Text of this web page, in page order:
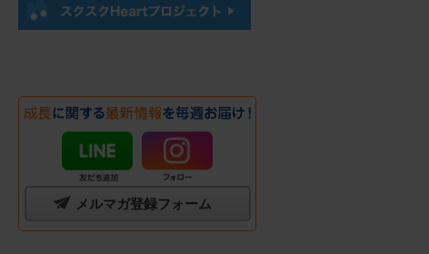
メルマガ登録フォーム